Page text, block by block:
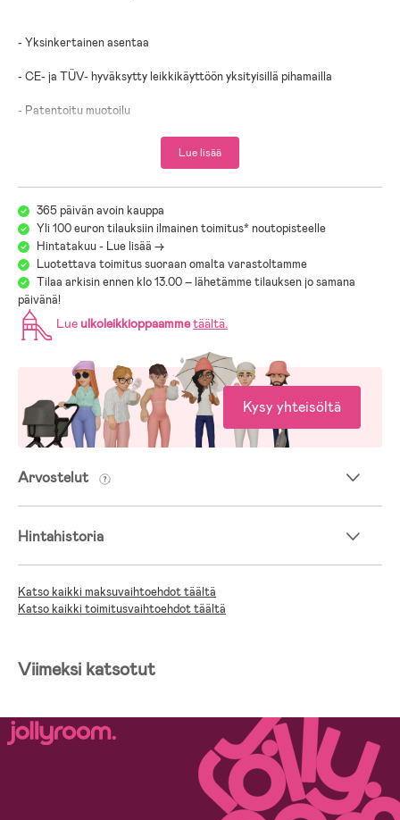
- Yksinkertainen asentaa
- CE- ja TÜV- hyväksytty leikkikäyttöön yksityisillä pihamailla
- Patentoitu muotoilu
- Mitat: 185 x 215 cm. Tilan tarve: 275 x 185 cm.
- Maksimikuormitus per istuin: 50 kg.
- Paino: 22 kg.
Lue lisää
365 päivän avoin kauppa
Yli 100 euron tilauksiin ilmainen toimitus* noutopisteelle
Hintatakuu - Lue lisää ->
Luotettava toimitus suoraan omalta varastoltamme
Tilaa arkisin ennen klo 13.00 – lähetämme tilauksen jo samana
päivänä!
Lue ulkoleikkioppaammetäältä.
Kysy yhteisöltä
Arvostelut
Hintahistoria
Katso kaikki maksuvaihtoehdot täältä
Katso kaikki toimitusvaihtoehdot täältä
Viimeksi katsotut